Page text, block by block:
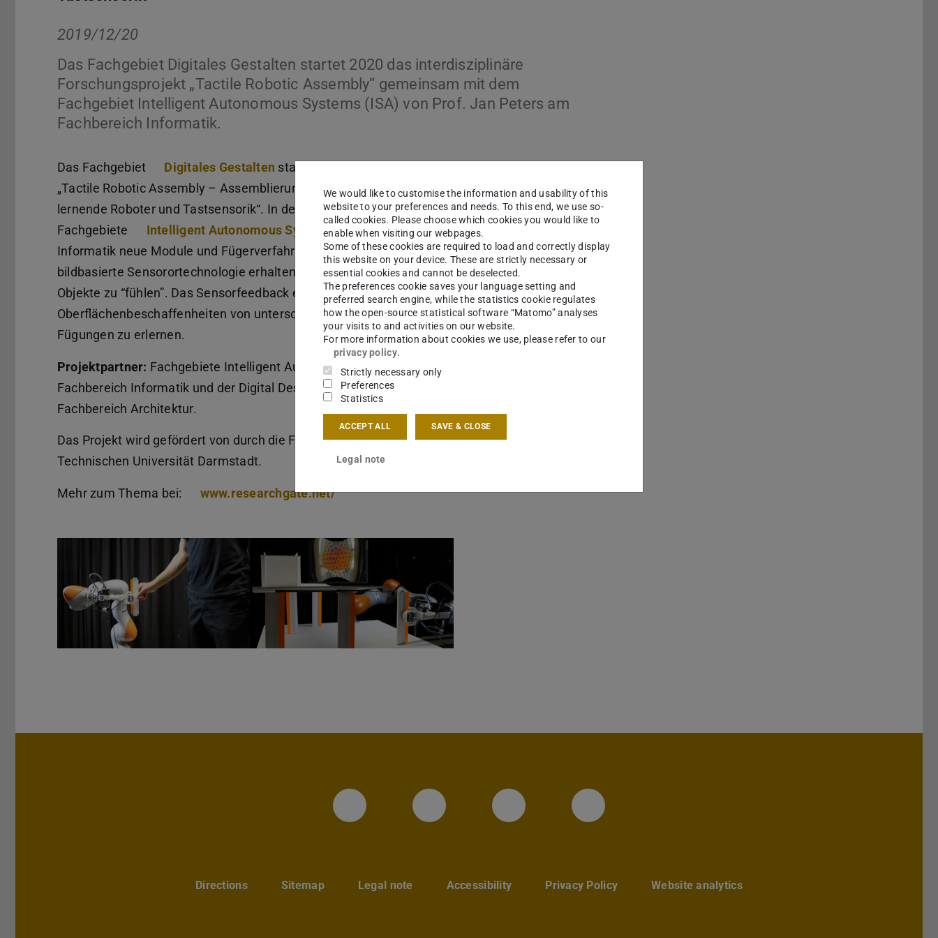
2019/12/20
Das Fachgebiet Digitales Gestalten startet 2020 das interdisziplinäre
Forschungsprojekt „Tactile Robotic Assembly“ gemeinsam mit dem
Fachgebiet Intelligent Autonomous Systems (ISA) von Prof. Jan Peters am
Fachbereich Informatik.
Das Fachgebiet Digitales Gestalten startet 2020 das interdisziplinäre Forschungsprojekts
„Tactile Robotic Assembly – Assemblierung multimaterieller modularer Konstruktionen durch
lernende Roboter und Tastsensorik“. In dem Projekt entwickeln wir gemeinsam mit dem
Fachgebiete
Intelligent Autonomous Systems (ISA)von Prof. Jan Peters am Fachbereich
Informatik neue Module und Fügerverfahren für robotisch-autonomes Bauen. Durch eine neue
bildbasierte Sensorortechnologie erhalten Roboter taktiles Feedback und sind in der Lage
Objekte zu “fühlen”. Das Sensorfeedback erlaubt es dem Roboter Bauteiltoleranzen und
Oberflächenbeschaffenheiten von unterschiedlichen Modulen zu erkennen und adäquate
Fügungen zu erlernen.
Projektpartner: Fachgebiete Intelligent Autonomous Systems (ISA) Prof. Jan Peters am
Fachbereich Informatik und der Digital Design Unit (DDU) Prof. Dr.-Ing Oliver Tessmann am
Fachbereich Architektur.
Das Projekt wird gefördert von durch die Förderinitiative interdisziplinäre Forschung der
Technischen Universität Darmstadt.
Mehr zum Thema bei: www.researchgate.net/
Instagram-Seite des Fachbereichs Architektur
LinkedIn-Profil des Fachbereichs Architektur
Facebook-Seite des Fachbereichs Architektur
YouTube-Kanal des Fachbereich
Directions Sitemap Legal note Accessibility Privacy Policy Website analytics
We would like to customise the information and usability of this
website to your preferences and needs. To this end, we use so-
called cookies. Please choose which cookies you would like to
enable when visiting our webpages.
Some of these cookies are required to load and correctly display
this website on your device. These are strictly necessary or
essential cookies and cannot be deselected.
The preferences cookie saves your language setting and
preferred search engine, while the statistics cookie regulates
how the open-source statistical software “Matomo” analyses
your visits to and activities on our website.
For more information about cookies we use, please refer to our
privacy policy.
Strictly necessary only
Preferences
Statistics
ACCEPT ALL SAVE & CLOSE
Legal note